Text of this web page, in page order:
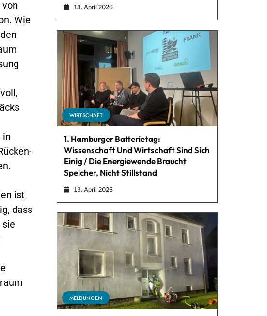
Wie
in
ist
dass
sie
13. April 2026
WIRTSCHAFT
1. Hamburger Batterietag:
Wissenschaft Und Wirtschaft Sind Sich
Einig / Die Energiewende Braucht
Speicher, Nicht Stillstand
13. April 2026
MELDUNGEN